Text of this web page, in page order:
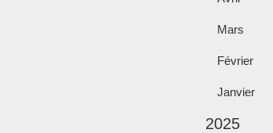
Mars
Février
Janvier
2025